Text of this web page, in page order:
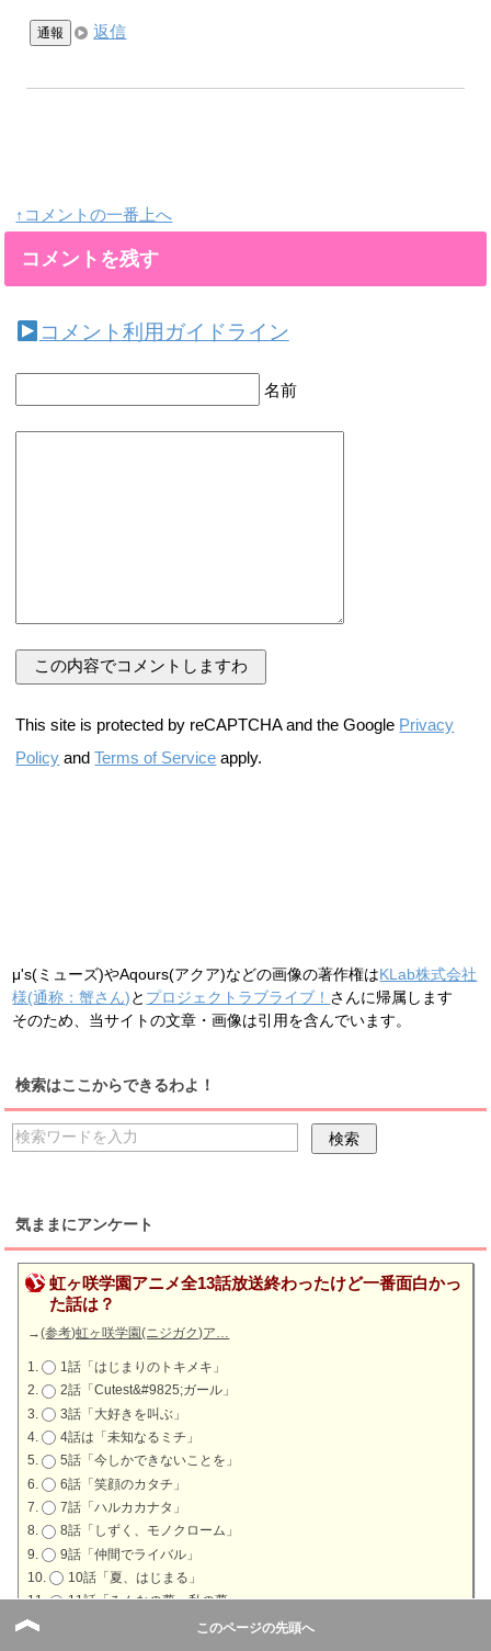
通報 返信
↑コメントの一番上へ
コメントを残す
コメント利用ガイドライン
名前
This site is protected by reCAPTCHA and the Google Privacy
Policy andTerms of Service apply.
μ's(ミューズ)やAqours(アクア)などの画像の著作権はKLab株式会社
様(通称：蟹さん)と プロジェクトラブライブ！ さんに帰属します
そのため、当サイトの文章・画像は引用を含んでいます。
検索はここからできるわよ！
気ままにアンケート
虹ヶ咲学園アニメ全13話放送終わったけど一番面白かっ
た話は？
→(参考)虹ヶ咲学園(ニジガク)ア…
1話「はじまりのトキメキ」
2話「Cutest&#9825;ガール」
3話「大好きを叫ぶ」
4話は「未知なるミチ」
5話「今しかできないことを」
6話「笑顔のカタチ」
7話「ハルカカナタ」
8話「しずく、モノクローム」
9話「仲間でライバル」
10話「夏、はじまる」
11話「みんなの夢、私の夢」
12話「花ひらく想い」このページの先頭へ